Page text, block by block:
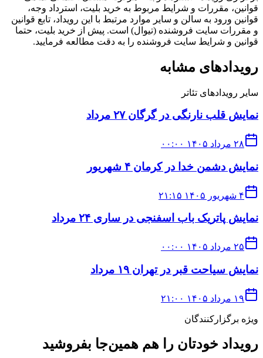
قوانین، مقررات و شرایط مربوط به خرید بلیت، استرداد وجه،
قوانین ورود به سالن و سایر موارد مرتبط با این رویداد، تابع قوانین
و مقررات سایت فروشنده (تیوال) است. پیش از خرید بلیت، حتما
قوانین و شرایط سایت فروشنده را به دقت مطالعه فرمایید.
رویدادهای مشابه
سایر رویدادهای تئاتر
نمایش قلب نارنگی در گرگان ۲۷ مرداد
۲۸ مرداد ۱۴۰۵ ۰۰:۰۰
نمایش دشمن خدا در کرمان ۴ شهریور
۴ شهریور ۱۴۰۵ ۲۱:۱۵
نمایش پاتریک باب اسفنجی در ساری ۲۴ مرداد
۲۵ مرداد ۱۴۰۵ ۰۰:۰۰
نمایش سیاحت قبر در تهران ۱۹ مرداد
۱۹ مرداد ۱۴۰۵ ۲۱:۰۰
ویژه برگزارکنندگان
رویداد خودتان را هم همین‌جا بفروشید